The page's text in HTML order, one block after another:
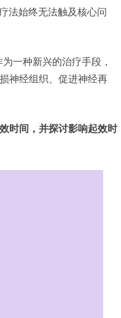
法始终无法触及核心问
为一种新兴的治疗手段，
神经组织、促进神经再
时间，并探讨影响起效时